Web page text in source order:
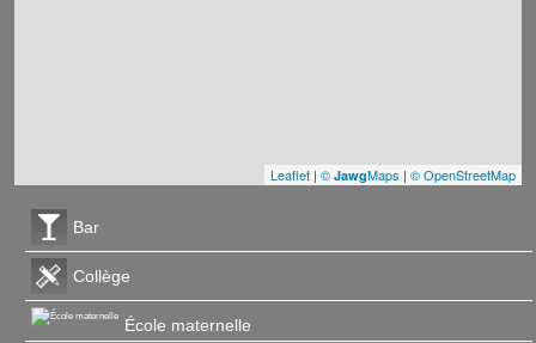
Leaflet | © JawgMaps | © OpenStreetMap
Bar
Collège
École maternelle